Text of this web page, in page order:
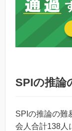
SPIの推論
SPIの推論の難
会人合計138人